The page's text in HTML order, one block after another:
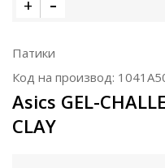
Патики
Код на производ:
Asics GEL-
CLAY